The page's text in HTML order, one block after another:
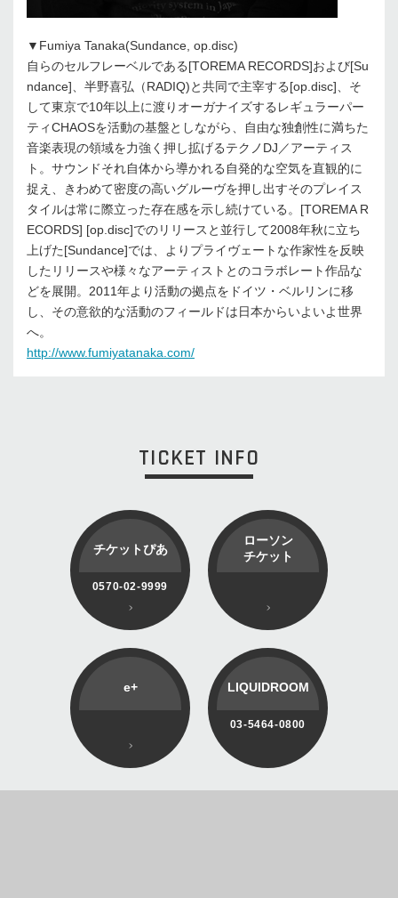
▼Fumiya Tanaka(Sundance, op.disc)
自らのセルフレーベルである[TOREMA RECORDS]および[Su
ndance]、半野喜弘（RADIQ)と共同で主宰する[op.disc]、そ
して東京で10年以上に渡りオーガナイズするレギュラーパー
ティCHAOSを活動の基盤としながら、自由な独創性に満ちた
音楽表現の領域を力強く押し拡げるテクノDJ／アーティス
ト。サウンドそれ自体から導かれる自発的な空気を直観的に
捉え、きわめて密度の高いグルーヴを押し出すそのプレイス
タイルは常に際立った存在感を示し続けている。[TOREMA R
ECORDS] [op.disc]でのリリースと並行して2008年秋に立ち
上げた[Sundance]では、よりプライヴェートな作家性を反映
したリリースや様々なアーティストとのコラボレート作品な
どを展開。2011年より活動の拠点をドイツ・ベルリンに移
し、その意欲的な活動のフィールドは日本からいよいよ世界
へ。
http://www.fumiyatanaka.com/
TICKET INFO
チケットぴあ
0570-02-9999
ローソン
チケット
e+ LIQUIDROOM
03-5464-0800